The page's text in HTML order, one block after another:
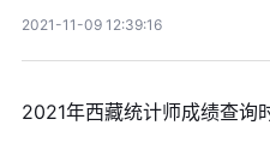
2021-11-09 12:39:16
2021年西藏统计师成绩查询